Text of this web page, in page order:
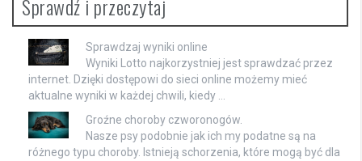
Sprawdź i przeczytaj
Sprawdzaj wyniki online
Wyniki Lotto najkorzystniej jest sprawdzać przez
internet. Dzięki dostępowi do sieci online możemy mieć
aktualne wyniki w każdej chwili, kiedy …
Groźne choroby czworonogów.
Nasze psy podobnie jak ich my podatne są na
różnego typu choroby. Istnieją schorzenia, które mogą być dla